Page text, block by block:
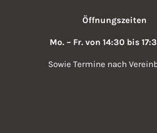
Öffnungszeiten
Mo. – Fr. von 14:30 bis
Sowie Termine nach